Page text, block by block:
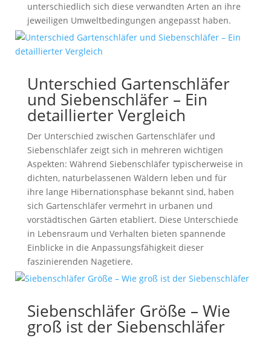
unterschiedlich sich diese verwandten Arten an ihre
jeweiligen Umweltbedingungen angepasst haben.
Unterschied Gartenschläfer
und Siebenschläfer – Ein
detaillierter Vergleich
Der Unterschied zwischen Gartenschläfer und
Siebenschläfer zeigt sich in mehreren wichtigen
Aspekten: Während Siebenschläfer typischerweise in
dichten, naturbelassenen Wäldern leben und für
ihre lange Hibernationsphase bekannt sind, haben
sich Gartenschläfer vermehrt in urbanen und
vorstädtischen Gärten etabliert. Diese Unterschiede
in Lebensraum und Verhalten bieten spannende
Einblicke in die Anpassungsfähigkeit dieser
faszinierenden Nagetiere.
Siebenschläfer Größe – Wie
groß ist der Siebenschläfer